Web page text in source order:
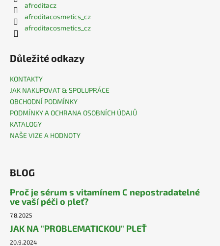
afroditacz
afroditacosmetics_cz
afroditacosmetics_cz
Důležité odkazy
KONTAKTY
JAK NAKUPOVAT & SPOLUPRÁCE
OBCHODNÍ PODMÍNKY
PODMÍNKY A OCHRANA OSOBNÍCH ÚDAJŮ
KATALOGY
NAŠE VIZE A HODNOTY
BLOG
Proč je sérum s vitamínem C nepostradatelné
ve vaší péči o pleť?
7.8.2025
JAK NA "PROBLEMATICKOU" PLEŤ
20.9.2024